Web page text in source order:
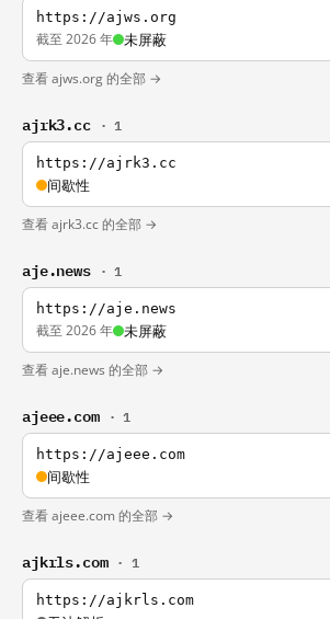
https://ajws.org
截至 2026 年 未屏蔽
查看 ajws.org 的全部 →
ajrk3.cc · 1
https://ajrk3.cc
间歇性
查看 ajrk3.cc 的全部 →
aje.news · 1
https://aje.news
截至 2026 年 未屏蔽
查看 aje.news 的全部 →
ajeee.com · 1
https://ajeee.com
间歇性
查看 ajeee.com 的全部 →
ajkrls.com · 1
https://ajkrls.com